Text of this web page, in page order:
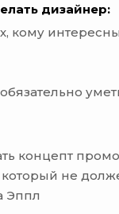
дизайнер:
кому
концепт
который не
Эппл